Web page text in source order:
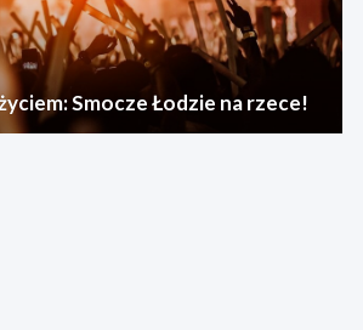
Smocze Łodzie na rzece!